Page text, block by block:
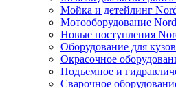
Мойка и детейлинг
Мотооборудование
Новые поступления
Оборудование для
Окрасочное
Подъемное и
Сварочное